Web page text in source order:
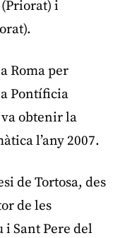
(Priorat) i
Roma per
Pontíficia
obtenir la
l’any 2007.
de Tortosa, des
de les
i Sant Pere del